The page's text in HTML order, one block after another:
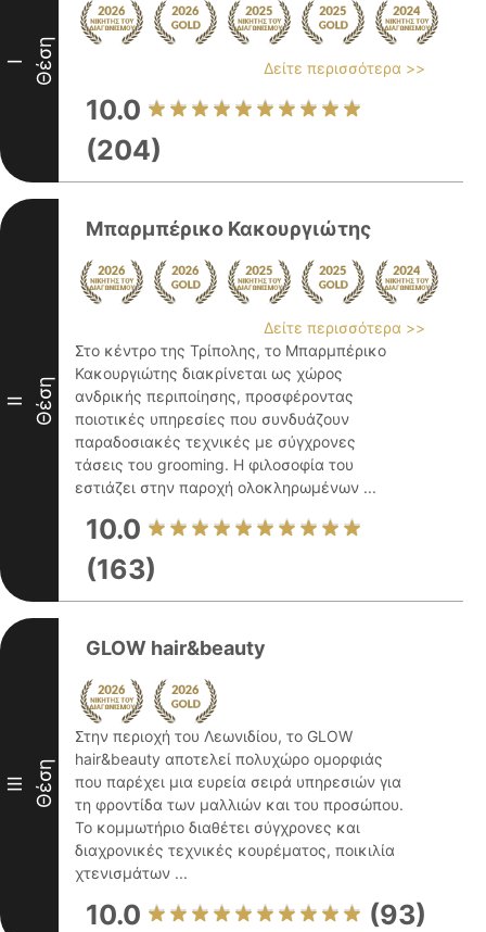
I Θέση Δείτε περισσότερα >>
10.0
(204)
II Θέση
Μπαρμπέρικο Κακουργιώτης
Δείτε περισσότερα >>
Στο κέντρο της Τρίπολης, το Μπαρμπέρικο
Κακουργιώτης διακρίνεται ως χώρος
ανδρικής περιποίησης, προσφέροντας
ποιοτικές υπηρεσίες που συνδυάζουν
παραδοσιακές τεχνικές με σύγχρονες
τάσεις του grooming. Η φιλοσοφία του
εστιάζει στην παροχή ολοκληρωμένων ...
10.0
(163)
III Θέση
GLOW hair&beauty
Στην περιοχή του Λεωνιδίου, το GLOW
hair&beauty αποτελεί πολυχώρο ομορφιάς
που παρέχει μια ευρεία σειρά υπηρεσιών για
τη φροντίδα των μαλλιών και του προσώπου.
Το κομμωτήριο διαθέτει σύγχρονες και
διαχρονικές τεχνικές κουρέματος, ποικιλία
χτενισμάτων ...
10.0 (93)